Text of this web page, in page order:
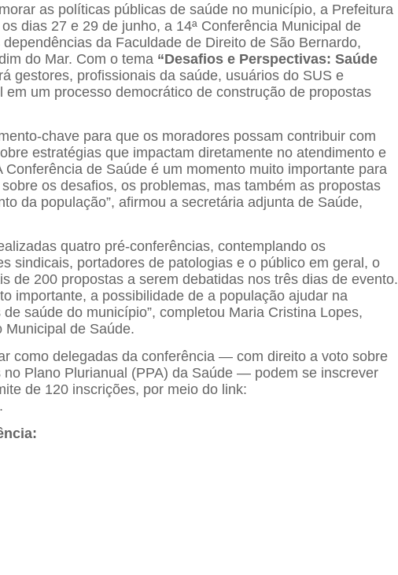
as políticas públicas de saúde no município, a Prefeitura
dias 27 e 29 de junho, a 14ª Conferência Municipal de
da Faculdade de Direito de São Bernardo,
do Mar. Com o tema “Desafios e Perspectivas: Saúde
gestores, profissionais da saúde, usuários do SUS e
um processo democrático de construção de propostas
chave para que os moradores possam contribuir com
estratégias que impactam diretamente no atendimento e
Conferência de Saúde é um momento muito importante para
os desafios, os problemas, mas também as propostas
da população”, afirmou a secretária adjunta de Saúde,
quatro pré-conferências, contemplando os
sindicais, portadores de patologias e o público em geral, o
de 200 propostas a serem debatidas nos três dias de evento.
importante, a possibilidade de a população ajudar na
saúde do município”, completou Maria Cristina Lopes,
Municipal de Saúde.
como delegadas da conferência — com direito a voto sobre
Plano Plurianual (PPA) da Saúde — podem se inscrever
de 120 inscrições, por meio do link:
.